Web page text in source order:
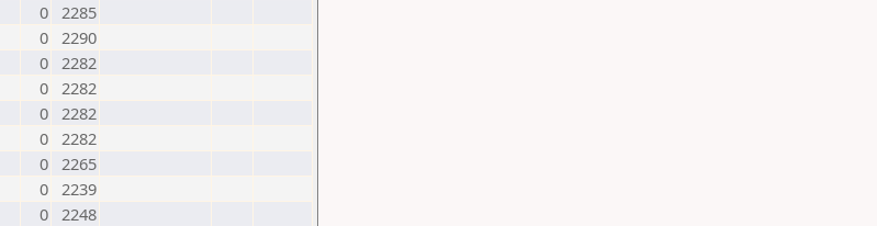
0 2285
0 2290
0 2282
0 2282
0 2282
0 2282
0 2265
0 2239
0 2248